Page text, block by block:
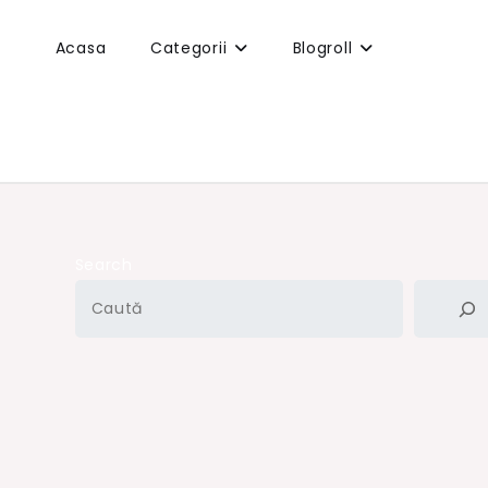
Acasa Categorii Blogroll